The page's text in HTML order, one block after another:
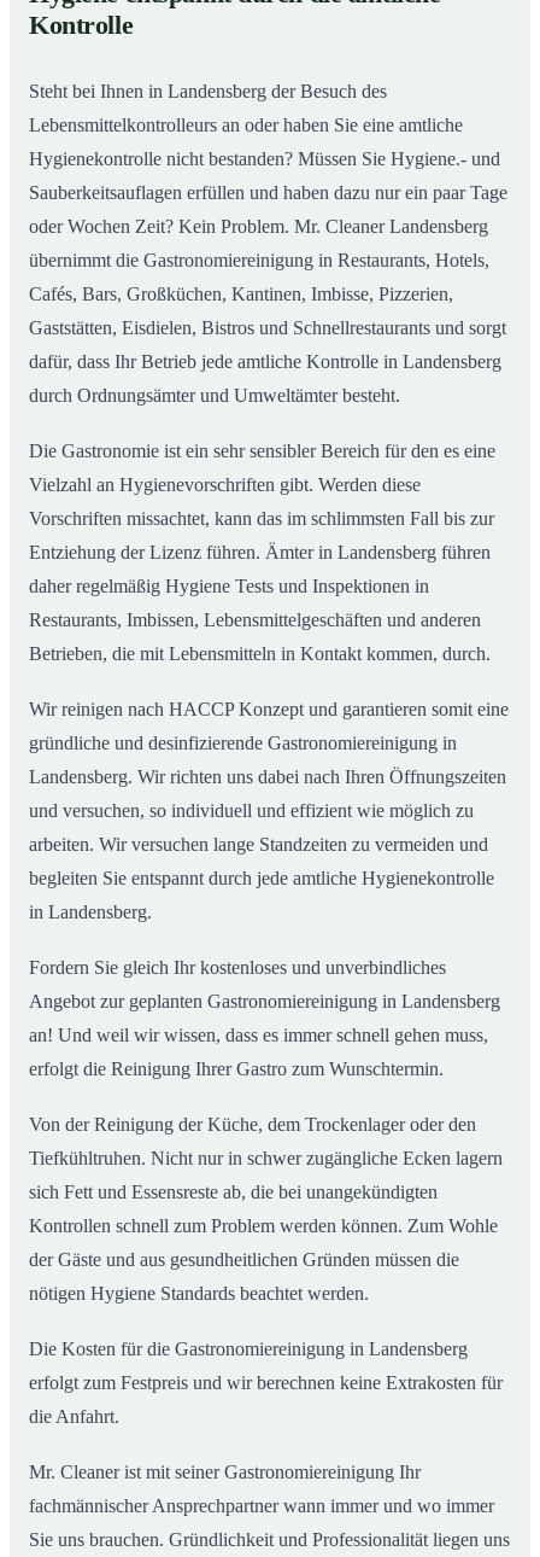
02Gastronomiereinigung in Landensberg – Qualität,
die man sieht
Kontrolle
Steht bei Ihnen in Landensberg der Besuch des
Lebensmittelkontrolleurs an oder haben Sie eine amtliche
Hygienekontrolle nicht bestanden? Müssen Sie Hygiene.- und
Sauberkeitsauflagen erfüllen und haben dazu nur ein paar Tage
oder Wochen Zeit? Kein Problem. Mr. Cleaner Landensberg
übernimmt die Gastronomiereinigung in Restaurants, Hotels,
Cafés, Bars, Großküchen, Kantinen, Imbisse, Pizzerien,
Gaststätten, Eisdielen, Bistros und Schnellrestaurants und sorgt
dafür, dass Ihr Betrieb jede amtliche Kontrolle in Landensberg
durch Ordnungsämter und Umweltämter besteht.
Die Gastronomie ist ein sehr sensibler Bereich für den es eine
Vielzahl an Hygienevorschriften gibt. Werden diese
Vorschriften missachtet, kann das im schlimmsten Fall bis zur
Entziehung der Lizenz führen. Ämter in Landensberg führen
daher regelmäßig Hygiene Tests und Inspektionen in
Restaurants, Imbissen, Lebensmittelgeschäften und anderen
Betrieben, die mit Lebensmitteln in Kontakt kommen, durch.
Wir reinigen nach HACCP Konzept und garantieren somit eine
gründliche und desinfizierende Gastronomiereinigung in
Landensberg. Wir richten uns dabei nach Ihren Öffnungszeiten
und versuchen, so individuell und effizient wie möglich zu
arbeiten. Wir versuchen lange Standzeiten zu vermeiden und
begleiten Sie entspannt durch jede amtliche Hygienekontrolle
in Landensberg.
Fordern Sie gleich Ihr kostenloses und unverbindliches
Angebot zur geplanten Gastronomiereinigung in Landensberg
an! Und weil wir wissen, dass es immer schnell gehen muss,
erfolgt die Reinigung Ihrer Gastro zum Wunschtermin.
Von der Reinigung der Küche, dem Trockenlager oder den
Tiefkühltruhen. Nicht nur in schwer zugängliche Ecken lagern
sich Fett und Essensreste ab, die bei unangekündigten
Kontrollen schnell zum Problem werden können. Zum Wohle
der Gäste und aus gesundheitlichen Gründen müssen die
nötigen Hygiene Standards beachtet werden.
Die Kosten für die Gastronomiereinigung in Landensberg
erfolgt zum Festpreis und wir berechnen keine Extrakosten für
die Anfahrt.
Mr. Cleaner ist mit seiner Gastronomiereinigung Ihr
fachmännischer Ansprechpartner wann immer und wo immer
Sie uns brauchen. Gründlichkeit und Professionalität liegen uns